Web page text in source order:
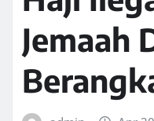
Jemaah